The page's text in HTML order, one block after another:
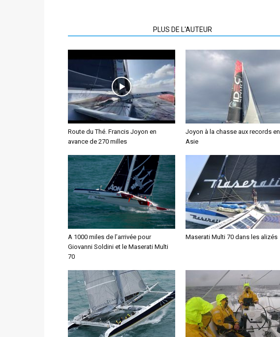
PLUS DE L'AUTEUR
Route du Thé. Francis Joyon en
avance de 270 milles
Joyon à la chasse aux records en
Asie
A 1000 miles de l’arrivée pour
Giovanni Soldini et le Maserati Multi
70
Maserati Multi 70 dans les alizés